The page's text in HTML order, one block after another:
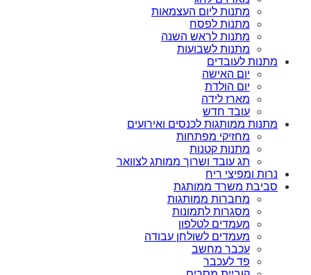
מתנות ליום העצמאות
מתנות לפסח
מתנות לראש השנה
מתנות לשבועות
מתנות לעובדים
יום האישה
יום הולדת
מארז לידה
עובד חדש
מתנות ממותגות לכנסים ואירועים
מחזיקי מפתחות
מתנות קטנות
תג עובד ושרוך ממותג לצוואר
נרות ומפיצי ריח
סביבת משרד ממותגת
מחברות ממותגות
מסגרות לתמונות
מעמדים לטלפון
מעמדים לשולחן עבודה
עכבר מחשב
פד לעכבר